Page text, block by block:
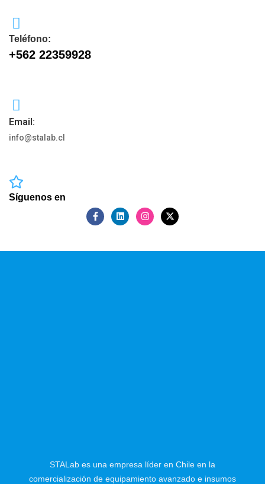
Teléfono:
+562 22359928
Email:
info@stalab.cl
Síguenos en
STALab es una empresa líder en Chile en la
comercialización de equipamiento avanzado e insumos